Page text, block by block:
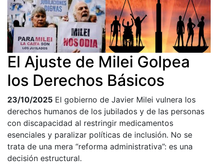
El Ajuste de Milei Golpea
los Derechos Básicos
23/10/2025 El gobierno de Javier Milei vulnera los
derechos humanos de los jubilados y de las personas
con discapacidad al restringir medicamentos
esenciales y paralizar políticas de inclusión. No se
trata de una mera “reforma administrativa”: es una
decisión estructural.